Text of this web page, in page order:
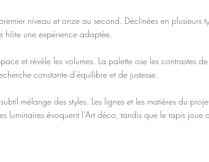
niveau et onze au second. Déclinées en
hôte une expérience adaptée.
et révèle les volumes. La palette ose les contrastes
constante d’équilibre et de justesse.
mélange des styles. Les lignes et les matières du
luminaires évoquent l’Art déco, tandis que le tapis joue